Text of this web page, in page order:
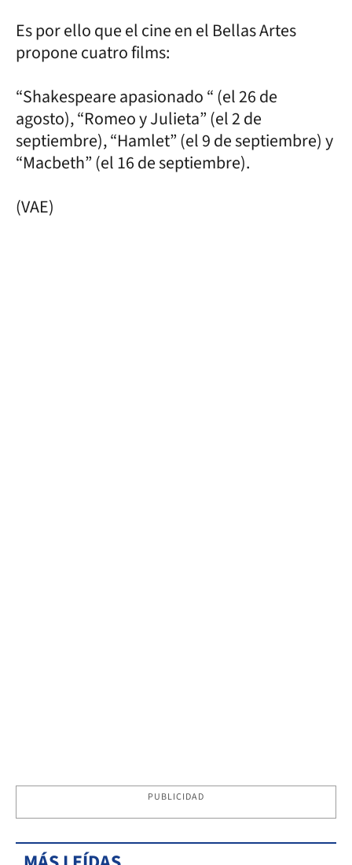
Es por ello que el cine en el Bellas Artes
propone cuatro films:
“Shakespeare apasionado “ (el 26 de
agosto), “Romeo y Julieta” (el 2 de
septiembre), “Hamlet” (el 9 de septiembre) y
“Macbeth” (el 16 de septiembre).
(VAE)
PUBLICIDAD